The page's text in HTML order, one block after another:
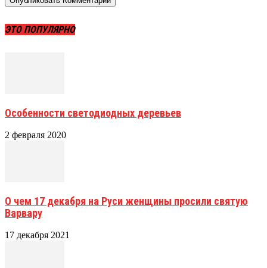
ЭТО ПОПУЛЯРНО
Особенности светодиодных деревьев
2 февраля 2020
О чем 17 декабря на Руси женщины просили святую
Варвару
17 декабря 2021